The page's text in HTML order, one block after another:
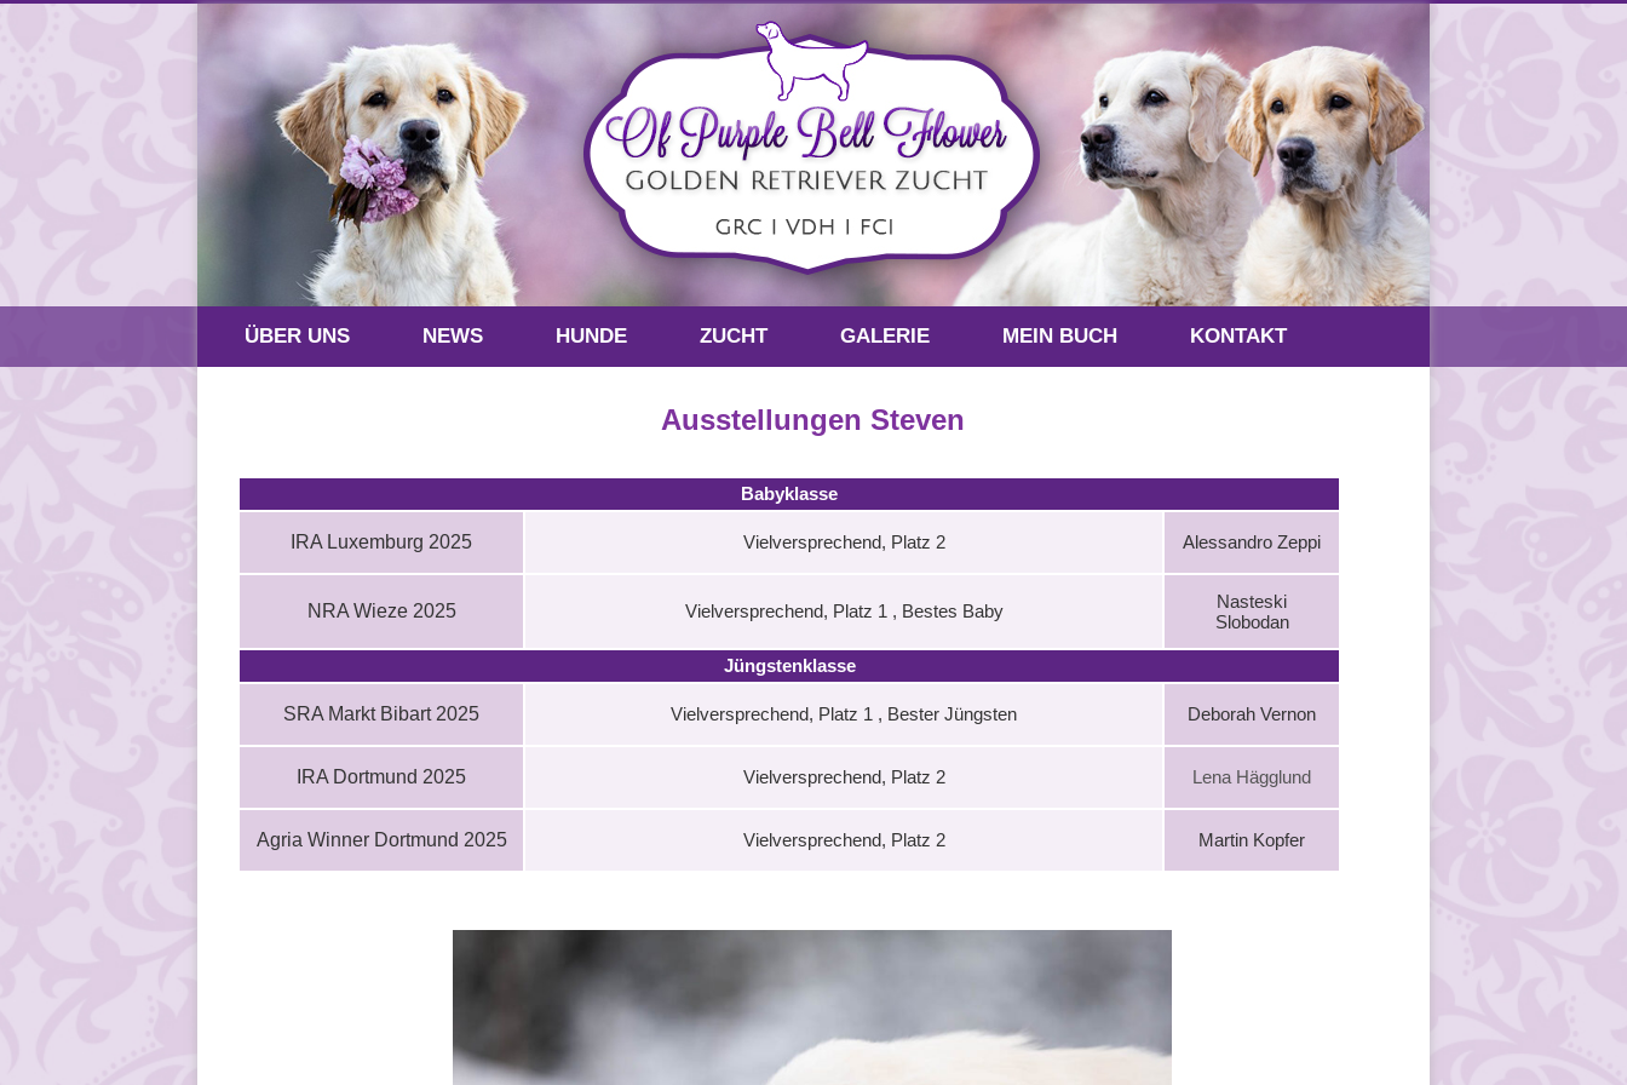
ÜBER UNS NEWS HUNDE ZUCHT GALERIE MEIN BUCH KONTAKT
Ausstellungen Steven
Babyklasse
IRA Luxemburg 2025 Vielversprechend, Platz 2 Alessandro Zeppi
NRA Wieze 2025 Vielversprechend, Platz 1 , Bestes Baby
Nasteski
Slobodan
Jüngstenklasse
SRA Markt Bibart 2025 Vielversprechend, Platz 1 , Bester Jüngsten Deborah Vernon
IRA Dortmund 2025 Vielversprechend, Platz 2 Lena Hägglund
Agria Winner Dortmund 2025 Vielversprechend, Platz 2 Martin Kopfer